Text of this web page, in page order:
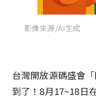
影像來源/AI生成
台灣開放源碼盛會
到了！8月17~18日